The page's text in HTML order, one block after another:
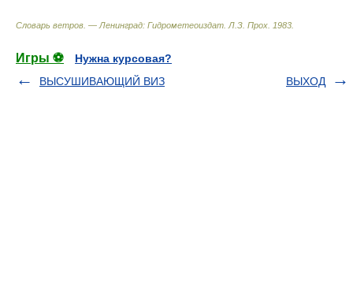
Словарь ветров. — Ленинград: Гидрометеоиздат Л.З. Прох 1983
Игры ⚽
Нужна курсовая?
ВЫСУШИВАЮЩИЙ ВИЗ
ВЫХОД